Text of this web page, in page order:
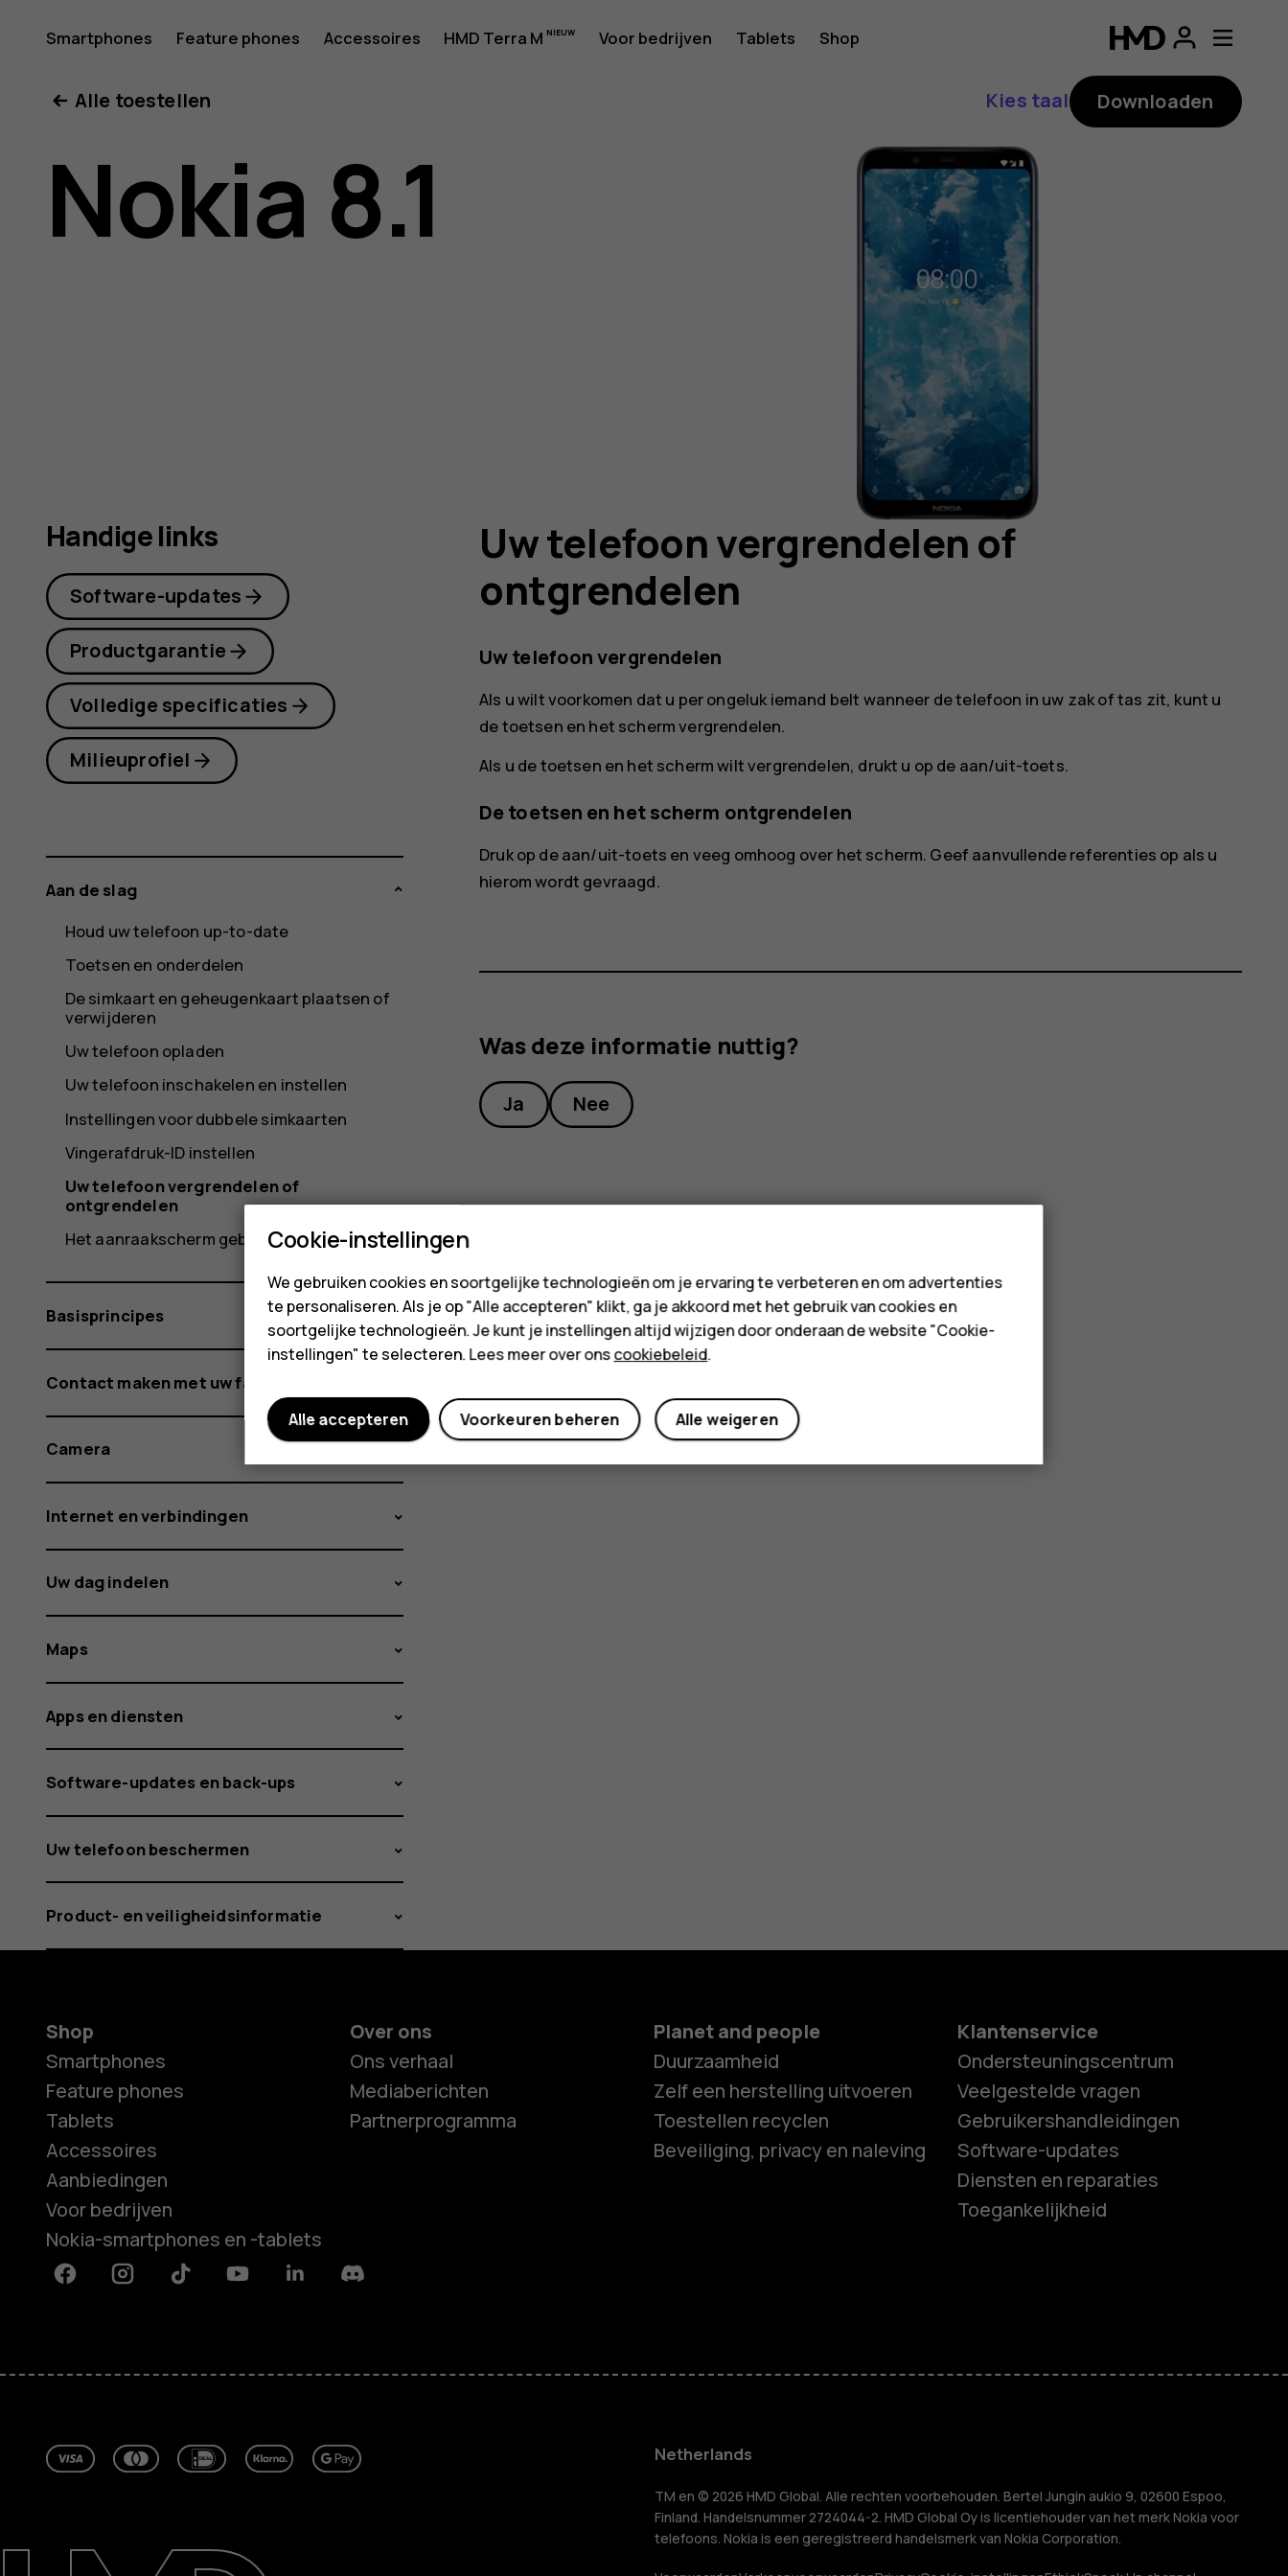
Gebruikershandleiding
voor
Nokia
Smartphones Feature phones Accessoires HMD Terra M Voor bedrijven Tablets Shop
Smartphones
HMD Terra M
Voor bedrijven
Tablets
Over ons
Klantenservice
Alle toestellen Kies taal Downloaden
Nokia 8.1
Uw telefoon vergrendelen of
ontgrendelen
Uw telefoon vergrendelen
Als u wilt voorkomen dat u per ongeluk iemand belt wanneer de telefoon in uw zak of tas zit, kunt u
de toetsen en het scherm vergrendelen.
Als u de toetsen en het scherm wilt vergrendelen, drukt u op de aan/uit-toets.
De toetsen en het scherm ontgrendelen
Druk op de aan/uit-toets en veeg omhoog over het scherm. Geef aanvullende referenties op als u
hierom wordt gevraagd.
Was deze informatie nuttig?
Ja Nee
Handige links
Software-updates
Productgarantie
Volledige specificaties
Milieuprofiel
Aan de slag
Houd uw telefoon up-to-date
Toetsen en onderdelen
De simkaart en geheugenkaart plaatsen of
verwijderen
Uw telefoon opladen
Uw telefoon inschakelen en instellen
Instellingen voor dubbele simkaarten
Vingerafdruk-ID instellen
Uw telefoon vergrendelen of
ontgrendelen
Het aanraakscherm gebruiken
Basisprincipes
Contact maken met uw familie en vrienden
Camera
Internet en verbindingen
Uw dag indelen
Maps
Apps en diensten
Software-updates en back-ups
Uw telefoon beschermen
Product- en veiligheidsinformatie
Shop
Smartphones
Feature phones
Tablets
Accessoires
Aanbiedingen
Voor bedrijven
Nokia-smartphones en -tablets
Over ons
Ons verhaal
Mediaberichten
Partnerprogramma
Planet and people
Duurzaamheid
Zelf een herstelling uitvoeren
Toestellen recyclen
Beveiliging, privacy en naleving
Klantenservice
Ondersteuningscentrum
Veelgestelde vragen
Gebruikershandleidingen
Software-updates
Diensten en reparaties
Toegankelijkheid
FacebookInstagramTiktok YoutubeLinkedinDiscord
Netherlands
TM en © 2026 HMD Global. Alle rechten voorbehouden. Bertel Jungin aukio 9, 02600 Espoo,
Finland. Handelsnummer 2724044-2. HMD Global Oy is licentiehouder van het merk Nokia voor
telefoons. Nokia is een geregistreerd handelsmerk van Nokia Corporation.
Cookie-instellingen
We gebruiken cookies en soortgelijke technologieën om je ervaring te verbeteren en om advertenties
te personaliseren. Als je op "Alle accepteren" klikt, ga je akkoord met het gebruik van cookies en
soortgelijke technologieën. Je kunt je instellingen altijd wijzigen door onderaan de website "Cookie-
instellingen" te selecteren. Lees meer over onscookiebeleid.
Alle weigeren
Voorkeuren beheren
Alle accepteren